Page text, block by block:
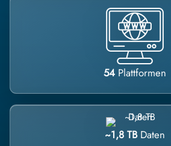
54 Plattformen
~1,8 TB Daten